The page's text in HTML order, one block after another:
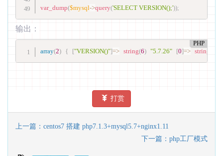
var_dump($mysql->query('SELECT VERSION();'));
输出：
PHP
array(2) { ["VERSION()"]=> string(6) "5.7.26" [0]=> string
打赏
上一篇：centos7 搭建 php7.1.3+mysql5.7+nginx1.11
下一篇：php工厂模式